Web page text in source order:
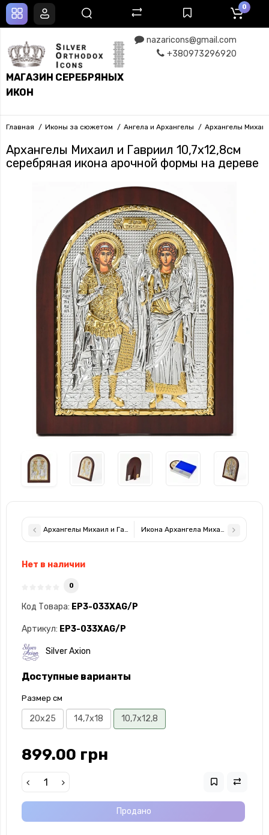
МАГАЗИН СЕРЕБРЯНЫХ
ИКОН
nazaricons@gmail.com
+380973296920
0
Главная Иконы за сюжетом Ангела и Архангелы Архангелы
Архангелы Михаил и Гавриил 10,7х12,8см
серебряная икона арочной формы на дереве
Архангелы Михаил и Гавриил 14,7х18см серебряная икона
Икона Архангела Михаила и
Нет в наличии
0
Код Товара: EP3-033XAG/P
Артикул: EP3-033XAG/P
Silver Axion
Доступные варианты
Размер см
20x25 14,7х18 10,7х12,8
899.00 грн
Продано